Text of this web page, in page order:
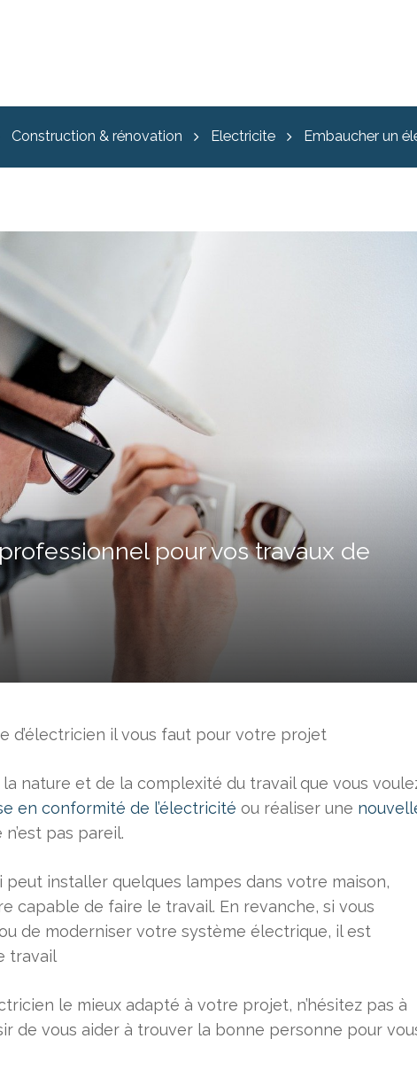
Construction & rénovation Electricite Embaucher un
pour vos travaux de
d’électricien il vous faut pour votre projet
nature et de la complexité du travail que vous
en conformité de l’électricité ou réaliser une
pas pareil.
peut installer quelques lampes dans votre maison,
capable de faire le travail. En revanche, si vous
de moderniser votre système électrique, il est
travail
le mieux adapté à votre projet, n’hésitez pas à
de vous aider à trouver la bonne personne pour